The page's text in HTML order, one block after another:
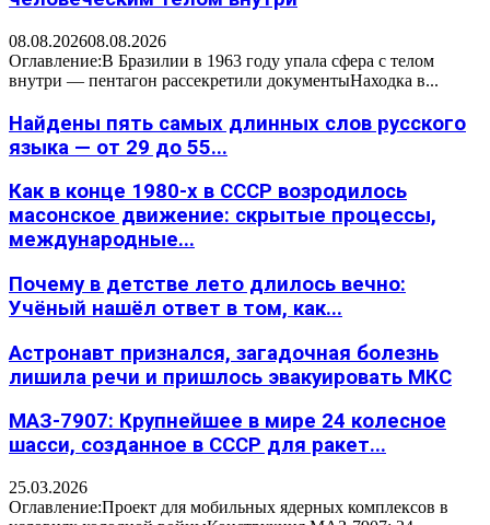
08.08.202608.08.2026
Оглавление:В Бразилии в 1963 году упала сфера с телом
внутри — пентагон рассекретили документыНаходка в...
Найдены пять самых длинных слов русского
языка — от 29 до 55...
Как в конце 1980-х в СССР возродилось
масонское движение: скрытые процессы,
международные...
Почему в детстве лето длилось вечно:
Учёный нашёл ответ в том, как...
Астронавт признался, загадочная болезнь
лишила речи и пришлось эвакуировать МКС
МАЗ-7907: Крупнейшее в мире 24 колесное
шасси, созданное в СССР для ракет...
25.03.2026
Оглавление:Проект для мобильных ядерных комплексов в